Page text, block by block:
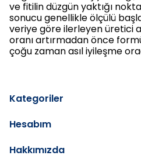
ve fitilin düzgün yaktığı
sonucu genellikle ölçülü
veriye göre ilerleyen üretici
oranı artırmadan önce
çoğu zaman asıl iyileşme
Kategoriler
Hesabım
Hakkımızda